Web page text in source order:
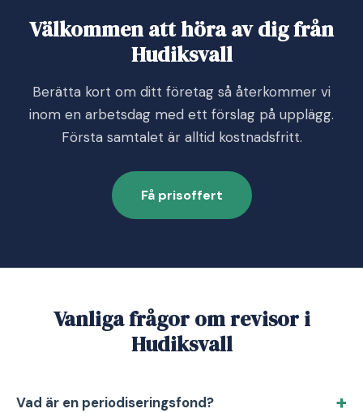
Välkommen att höra av dig från
Hudiksvall
Berätta kort om ditt företag så återkommer vi
inom en arbetsdag med ett förslag på upplägg.
Första samtalet är alltid kostnadsfritt.
Få prisoffert
Vanliga frågor om revisor i
Hudiksvall
Vad är en periodiseringsfond?